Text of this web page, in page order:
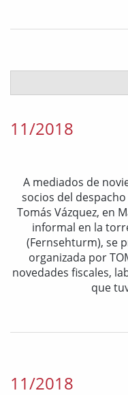
11/2018
A mediados de
socios del
Tomás Vázquez, en
informal en la
(Fernsehturm), se
organizada por
novedades fiscales,
que
11/2018